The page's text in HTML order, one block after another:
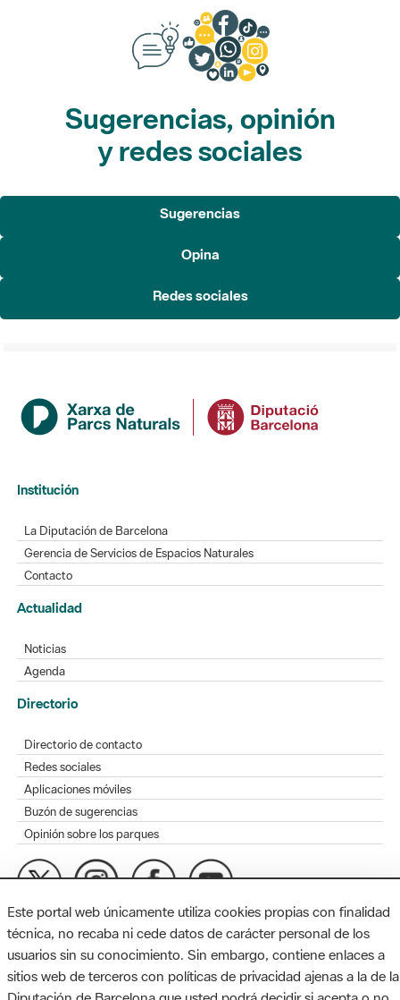
Sugerencias, opinión
y redes sociales
Sugerencias
Opina
Redes sociales
Institución
La Diputación de Barcelona
Gerencia de Servicios de Espacios Naturales
Contacto
Actualidad
Noticias
Agenda
Directorio
Directorio de contacto
Redes sociales
Aplicaciones móviles
Buzón de sugerencias
Opinión sobre los parques
MAPA WEB AVISO LEGAL ACCESIBILIDAD
Diputación de Barcelona. Edifici Llacuna, 1a planta. Badajoz, 49.
08005 Barcelona. Tel. 934 022 428 / xarxaparcs@diba.cat
Este portal web únicamente utiliza cookies propias con finalidad
técnica, no recaba ni cede datos de carácter personal de los
usuarios sin su conocimiento. Sin embargo, contiene enlaces a
sitios web de terceros con políticas de privacidad ajenas a la de la